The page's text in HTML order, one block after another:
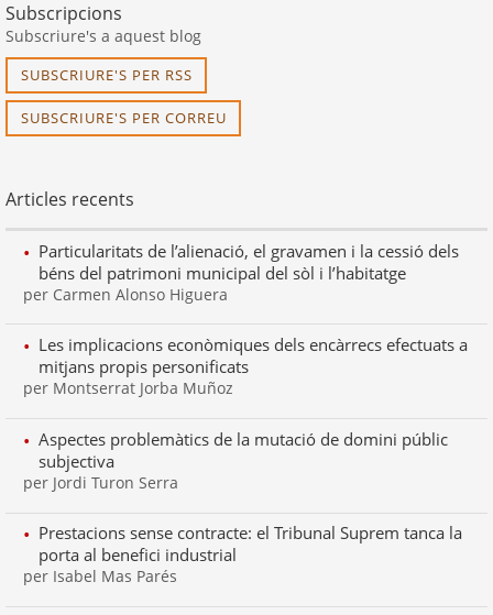
Subscripcions
Subscriure's a aquest blog
SUBSCRIURE'S PER RSS
SUBSCRIURE'S PER CORREU
Articles recents
Particularitats de l’alienació, el gravamen i la cessió dels
béns del patrimoni municipal del sòl i l’habitatge
per Carmen Alonso Higuera
Les implicacions econòmiques dels encàrrecs efectuats a
mitjans propis personificats
per Montserrat Jorba Muñoz
Aspectes problemàtics de la mutació de domini públic
subjectiva
per Jordi Turon Serra
Prestacions sense contracte: el Tribunal Suprem tanca la
porta al benefici industrial
per Isabel Mas Parés